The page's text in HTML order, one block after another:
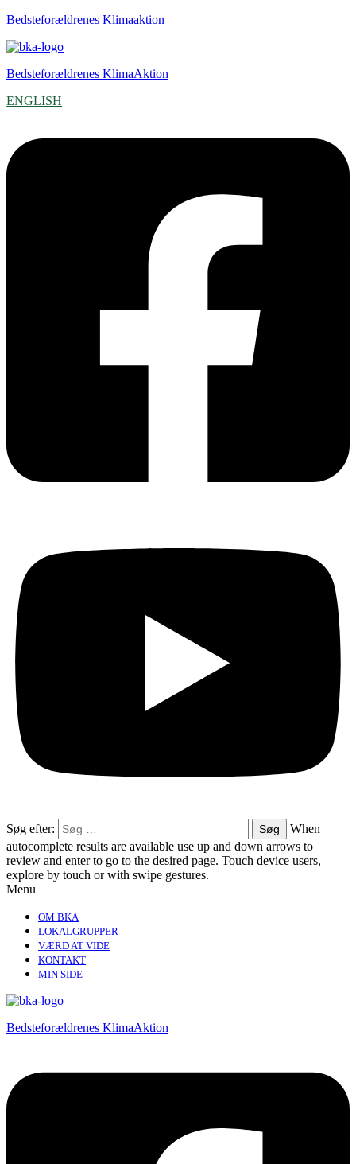
Bedsteforældrenes Klimaaktion
Bedsteforældrenes KlimaAktion
ENGLISH
Søg efter:
When
autocomplete results are available use up and down arrows to
review and enter to go to the desired page. Touch device users,
explore by touch or with swipe gestures.
Menu
OM BKA
LOKALGRUPPER
VÆRD AT VIDE
KONTAKT
MIN SIDE
Bedsteforældrenes KlimaAktion​